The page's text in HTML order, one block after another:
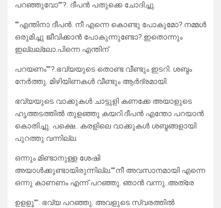
പറഞ്ഞുവോ””?. ദീപൻ പതുക്കെ ചോദിച്ചു.
“”എന്തിനാ ദീപൻ. നീ എന്നെ കൊണ്ടു പോകുമോ?.നമ്മൾ
ഒരുമിച്ചു ജീവിക്കാൻ പോകുന്നുണ്ടോ?.ഇതൊന്നും
ഇല്ലല്ലോ.പിന്നെ എന്തിന്
പറയണം””?.ഭവ്യയുടെ തൊണ്ട വീണ്ടും ഇടറി. ശബ്ദം
നേർത്തു. മിഴിയിണകൾ വീണ്ടും ആർദ്രമായി.
ഭവ്യയുടെ വാക്കുകൾ ചാട്ടുളി കണക്കേ അയാളുടെ
ഹൃത്തടത്തിൽ തുളഞ്ഞു കയറി.ദീപൻ എന്തോ പറയാൻ
കൊതിച്ചു. പക്ഷെ.. കരളിലെ വാക്കുകൾ ശബ്ദങ്ങളായി
പുറത്തു വന്നില്ല.
ഒന്നും മിണ്ടാനുള്ള ശേഷി
അയാൾക്കുണ്ടായിരുന്നില്ല.””നീ അവസാനമായി എന്നെ
ഒന്നു കാണണം എന്ന് പറഞ്ഞു. ഞാൻ വന്നു..അത്രേ
ഉളളൂ””. ഭവ്യ പറഞ്ഞു. അവളുടെ സ്വരത്തിൽ